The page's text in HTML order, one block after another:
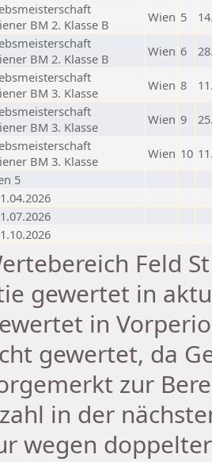
BM 2. Klasse B
Wien 5
BM 2. Klasse B
Wien 6
BM 3. Klasse
Wien 8
BM 3. Klasse
Wien 9
BM 3. Klasse
Wien 10
5
Feld
gewertet in
in
gewertet, da
zur
in der
wegen